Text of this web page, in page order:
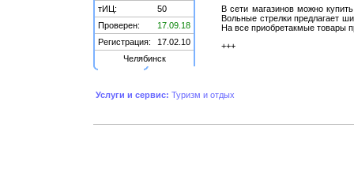
тИЦ:
50
Проверен:
17.09.18
Регистрация:
17.02.10
Челябинск
В сети магазинов можно
Вольные стрелки предлагает
На все приобретакмые товары
+++
Услуги и сервис: Туризм и отдых